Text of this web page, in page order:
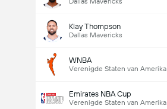
Klay Thompson
Dallas Mavericks
WNBA
Verenigde Staten van Amerika
Emirates NBA Cup
Verenigde Staten van Amerika